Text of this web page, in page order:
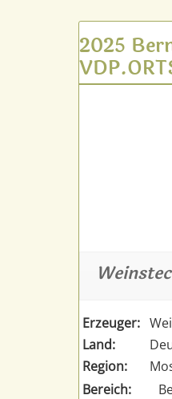
2025
Erzeuger:
Land:
Region:
Bereich: